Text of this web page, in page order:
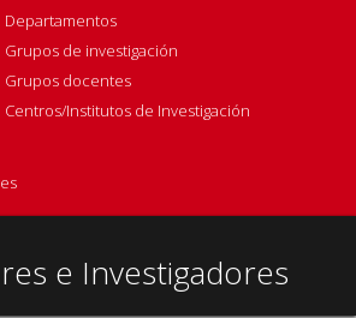
Departamentos
Grupos de investigación
Grupos docentes
Centros/Institutos de Investigación
e Investigadores